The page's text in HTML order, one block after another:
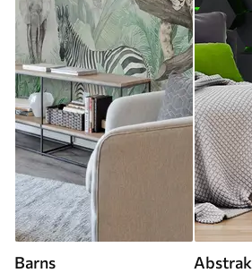
Barns